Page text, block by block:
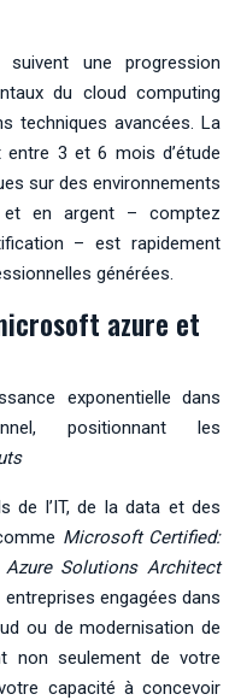
une progression
du cloud computing
techniques avancées. La
entre 3 et 6 mois d’étude
sur des environnements
et en argent – comptez
– est rapidement
générées.
azure et
exponentielle dans
positionnant les
de l’IT, de la data et des
Microsoft Certified:
Azure Solutions Architect
engagées dans
ou de modernisation de
non seulement de votre
capacité à concevoir